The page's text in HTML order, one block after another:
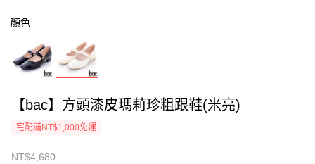
顏色
【bac】方頭漆皮瑪莉珍粗跟鞋(米亮)
宅配滿NT$1,000免運
NT$4,680